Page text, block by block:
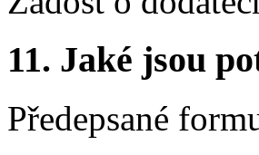
11. Jaké jsou
Předepsané